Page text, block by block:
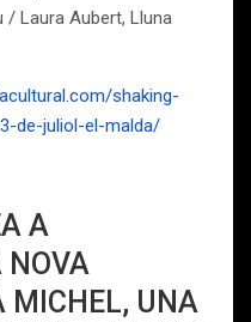
/ Laura Aubert, Lluna
shaking-
de-juliol-el-malda/
A
NOVA
MICHEL, UNA